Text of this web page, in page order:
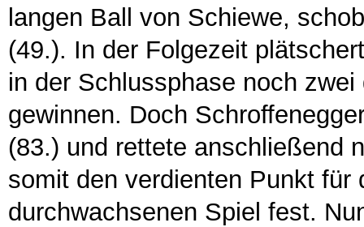
langen Ball von Schiewe,
(49.). In der Folgezeit
in der Schlussphase noch
gewinnen. Doch
(83.) und rettete anschließend
somit den verdienten Punkt
durchwachsenen Spiel fest.